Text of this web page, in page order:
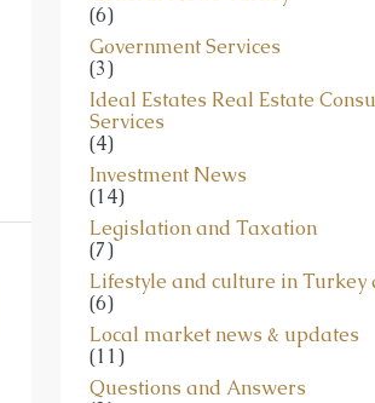
Government Services
(3)
Ideal Estates Real Estate
Services
(4)
Investment News
(14)
Legislation and Taxation
(7)
Lifestyle and culture in Turkey
(6)
Local market news & updates
(11)
Questions and Answers
(3)